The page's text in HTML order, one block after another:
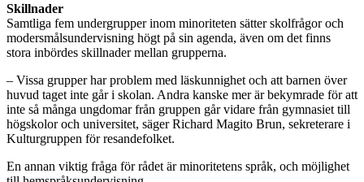
Skillnader
Samtliga fem undergrupper inom minoriteten sätter skolfrågor och
modersmålsundervisning högt på sin agenda, även om det finns
stora inbördes skillnader mellan grupperna.
– Vissa grupper har problem med läskunnighet och att barnen över
huvud taget inte går i skolan. Andra kanske mer är bekymrade för att
inte så många ungdomar från gruppen går vidare från gymnasiet till
högskolor och universitet, säger Richard Magito Brun, sekreterare i
Kulturgruppen för resandefolket.
En annan viktig fråga för rådet är minoritetens språk, och möjlighet